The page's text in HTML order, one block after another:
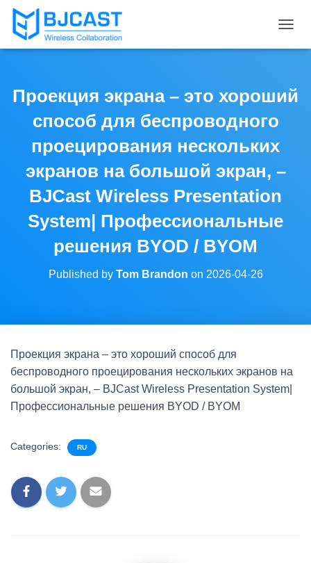
O
L
E
Проекция экрана – это хороший
способ для беспроводного
проецирования нескольких
экранов на большой экран, –
BJCast Wireless Presentation
System| Профессиональные
решения BYOD / BYOM
Published by Tom Brandon on 2026-04-26
Проекция экрана – это хороший способ для
беспроводного проецирования нескольких экранов на
большой экран, – BJCast Wireless Presentation System|
Профессиональные решения BYOD / BYOM
Categories: RU